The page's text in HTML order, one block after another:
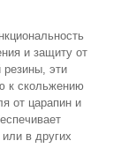
и защиту от
резины, эти
к скольжению
от царапин и
в других